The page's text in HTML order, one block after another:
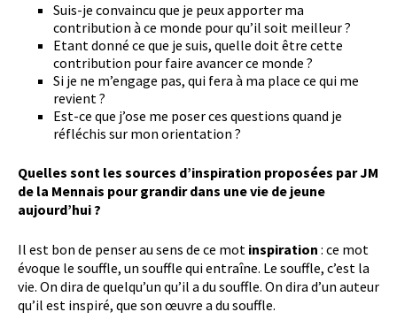
Suis-je convaincu que je peux apporter ma
contribution à ce monde pour qu’il soit meilleur ?
Etant donné ce que je suis, quelle doit être cette
contribution pour faire avancer ce monde ?
Si je ne m’engage pas, qui fera à ma place ce qui me
revient ?
Est-ce que j’ose me poser ces questions quand je
réfléchis sur mon orientation ?
Quelles sont les sources d’inspiration proposées par JM
de la Mennais pour grandir dans une vie de jeune
aujourd’hui ?
Il est bon de penser au sens de ce mot inspiration : ce mot
évoque le souffle, un souffle qui entraîne. Le souffle, c’est la
vie. On dira de quelqu’un qu’il a du souffle. On dira d’un auteur
qu’il est inspiré, que son œuvre a du souffle.